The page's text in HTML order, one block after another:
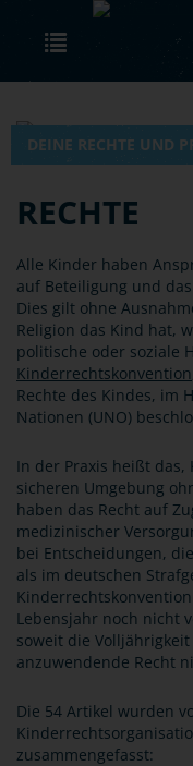
Skip to main content
DEINE RECHTE UND
RECHTE
Alle Kinder haben
auf Beteiligung und
Dies gilt ohne
Religion das Kind hat,
politische oder soziale
Kinderrechtskonvention
Rechte des Kindes, im
Nationen (UNO)
In der Praxis heißt
sicheren Umgebung
haben das Recht auf
medizinischer
bei Entscheidungen,
als im deutschen
Lebensjahr noch nicht
soweit die
anzuwendende Recht
Die 54 Artikel wurden
zusammengefasst: